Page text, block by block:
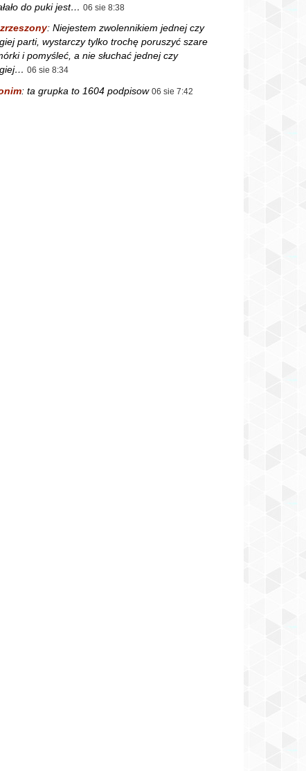
do puki jest… 06 sie 8:38
: Niejestem zwolennikiem jednej czy
parti, wystarczy tylko trochę poruszyć szare
i pomyśleć, a nie słuchać jednej czy
06 sie 8:34
: ta grupka to 1604 podpisow 06 sie 7:42